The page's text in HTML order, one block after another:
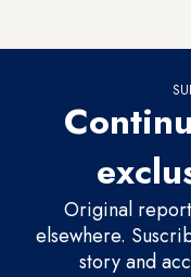
Original
elsewhere.
story and